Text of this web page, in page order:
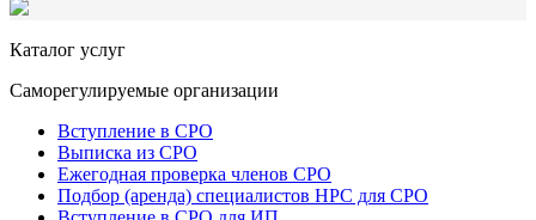
Каталог услуг
Саморегулируемые организации
Вступление в СРО
Выписка из СРО
Ежегодная проверка членов СРО
Подбор (аренда) специалистов НРС для СРО